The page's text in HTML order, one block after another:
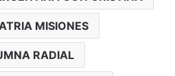
MISIONES
RADIAL